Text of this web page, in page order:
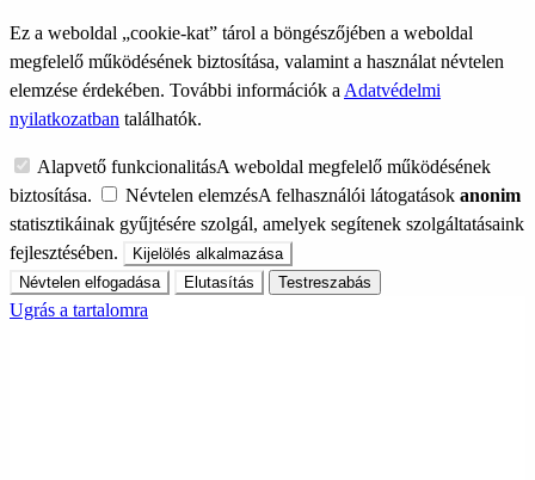
Ez a weboldal „cookie-kat” tárol a böngészőjében a weboldal
megfelelő működésének biztosítása, valamint a használat névtelen
elemzése érdekében. További információk a Adatvédelmi
nyilatkozatban találhatók.
Alapvető funkcionalitásA weboldal megfelelő működésének
biztosítása.
Névtelen elemzésA felhasználói látogatások anonim
statisztikáinak gyűjtésére szolgál, amelyek segítenek szolgáltatásaink
fejlesztésében.
Kijelölés alkalmazása
Névtelen elfogadása
Elutasítás Testreszabás
Ugrás a tartalomra